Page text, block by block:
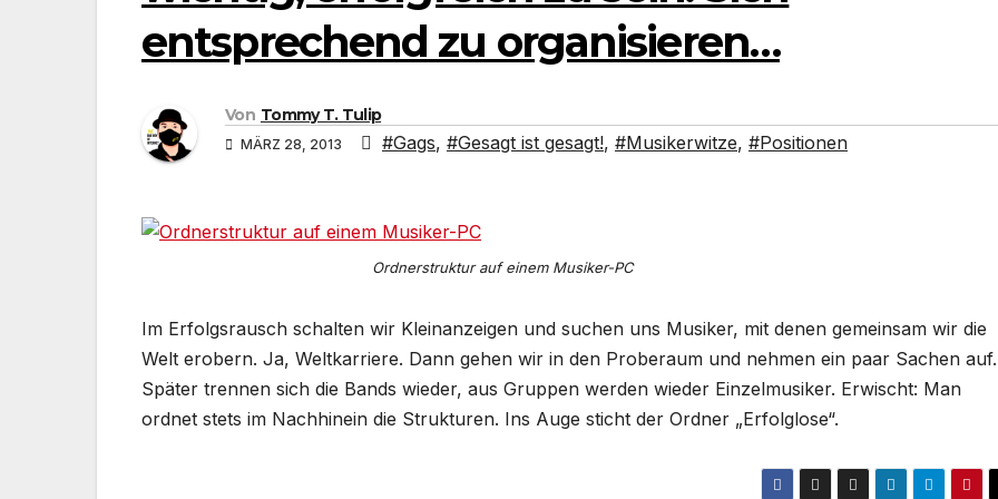
entsprechend zu organisieren…
Von Tommy T. Tulip
MÄRZ 28, 2013 #Gags, #Gesagt ist gesagt!, #Musikerwitze, #Positionen
Ordnerstruktur auf einem Musiker-PC
Im Erfolgsrausch schalten wir Kleinanzeigen und suchen uns Musiker, mit denen gemeinsam wir die
Welt erobern. Ja, Weltkarriere. Dann gehen wir in den Proberaum und nehmen ein paar Sachen auf.
Später trennen sich die Bands wieder, aus Gruppen werden wieder Einzelmusiker. Erwischt: Man
ordnet stets im Nachhinein die Strukturen. Ins Auge sticht der Ordner „Erfolglose“.